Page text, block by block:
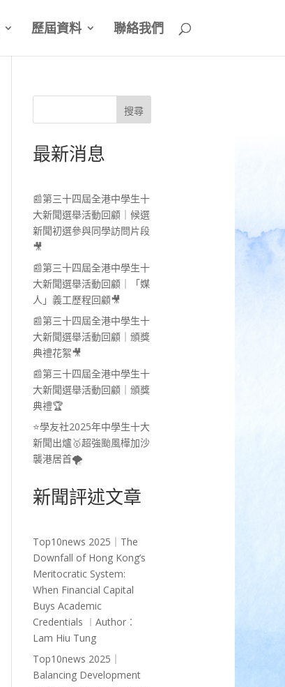
歷屆資料 聯絡我們
搜尋
最新消息
📰第三十四屆全港中學生十
大新聞選舉活動回顧｜候選
新聞初選參與同學訪問片段
🎥
📰第三十四屆全港中學生十
大新聞選舉活動回顧｜「媒
人」義工歷程回顧🎥
📰第三十四屆全港中學生十
大新聞選舉活動回顧｜頒獎
典禮花絮🎥
📰第三十四屆全港中學生十
大新聞選舉活動回顧｜頒獎
典禮🏆
⭐學友社2025年中學生十大
新聞出爐🥇超強颱風樺加沙
襲港居首🌪️
新聞評述文章
Top10news 2025｜The
Downfall of Hong Kong’s
Meritocratic System:
When Financial Capital
Buys Academic
Credentials ︱Author︰
Lam Hiu Tung
Top10news 2025｜
Balancing Development